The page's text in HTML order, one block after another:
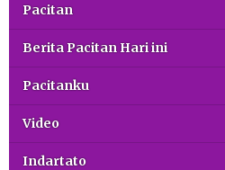
Pacitan
Berita Pacitan Hari ini
Pacitanku
Video
Indartato